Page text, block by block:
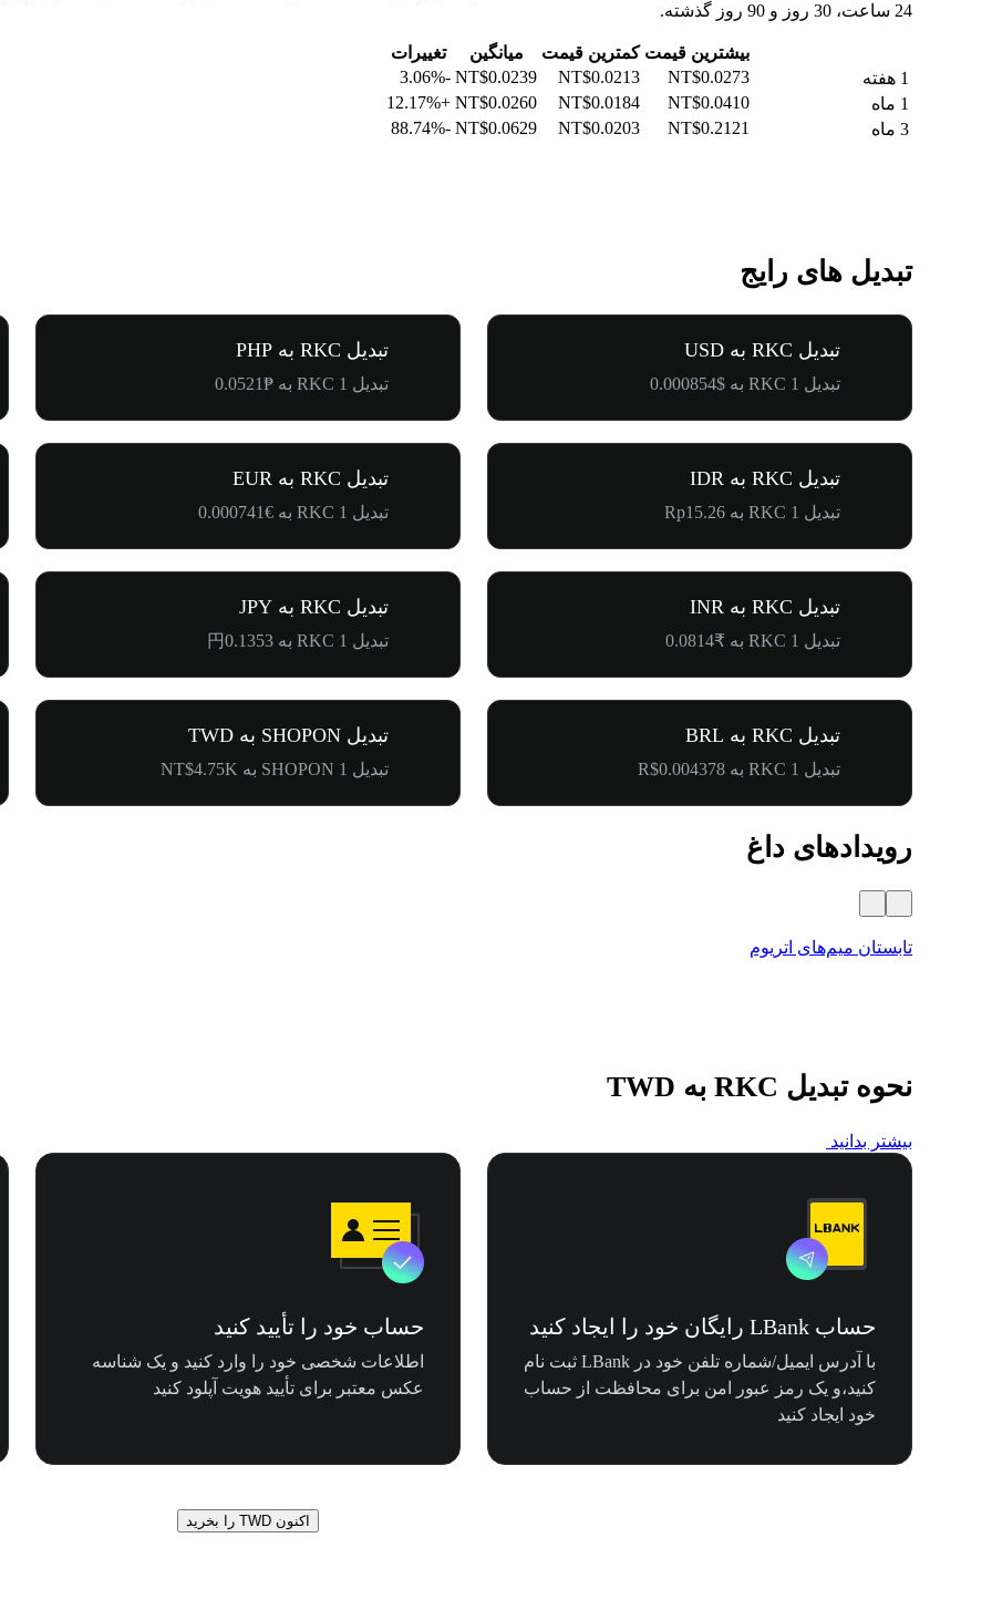
24 ساعت، 30 روز و 90 روز گذشته.
بیشترین قیمت کمترین قیمت میانگین
تغییرات
1 هفته
NT$0.0273
NT$0.0213
NT$0.0239
-3.06%
1 ماه
NT$0.0410
NT$0.0184
NT$0.0260
+12.17%
3 ماه
NT$0.2121
NT$0.0203
NT$0.0629
-88.74%
تبدیل های رایج
تبدیل RKC به USD
تبدیل 1 RKC به $0.000854
تبدیل RKC به PHP
تبدیل 1 RKC به ₱0.0521
تبدیل RKC به IDR
تبدیل 1 RKC به Rp15.26
تبدیل RKC به EUR
تبدیل 1 RKC به €0.000741
تبدیل RKC به INR
تبدیل 1 RKC به ₹0.0814
تبدیل RKC به JPY
تبدیل 1 RKC به 円0.1353
تبدیل RKC به BRL
تبدیل 1 RKC به R$0.004378
تبدیل SHOPON به TWD
تبدیل 1 SHOPON به NT$4.75K
رویدادهای داغ
تابستان میم‌های اتریوم
نحوه تبدیل RKC به TWD
بیشتر بدانید
حساب LBank رایگان خود را ایجاد کنید
با آدرس ایمیل/شماره تلفن خود در LBank ثبت نام
کنید،و یک رمز عبور امن برای محافظت از حساب
خود ایجاد کنید
حساب خود را تأیید کنید
اطلاعات شخصی خود را وارد کنید و یک شناسه
عکس معتبر برای تأیید هویت آپلود کنید
اکنون TWD را بخرید